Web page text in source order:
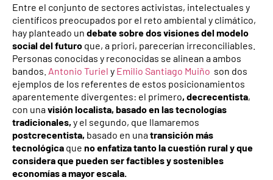
Entre el conjunto de sectores activistas, intelectuales y
científicos preocupados por el reto ambiental y climático,
hay planteado un debate sobre dos visiones del modelo
social del futuro que, a priori, parecerían irreconciliables.
Personas conocidas y reconocidas se alinean a ambos
bandos. Antonio Turiel y Emilio Santiago Muiño son dos
ejemplos de los referentes de estos posicionamientos
aparentemente divergentes: el primero, decrecentista,
con unavisión localista, basado en las tecnologías
tradicionales, y el segundo, que llamaremos
postcrecentista, basado en unatransición más
tecnológica que no enfatiza tanto la cuestión rural y que
considera que pueden ser factibles y sostenibles
economías a mayor escala.